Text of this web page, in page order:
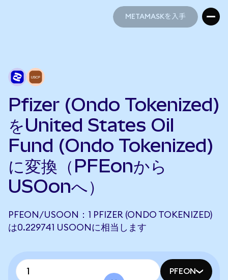
METAMASKを入手
Pfizer (Ondo Tokenized)
をUnited States Oil
Fund (Ondo Tokenized)
に変換（PFEonから
USOonへ）
PFEON/USOON：1 PFIZER (ONDO TOKENIZED)
は0.229741 USOONに相当します
PFEON